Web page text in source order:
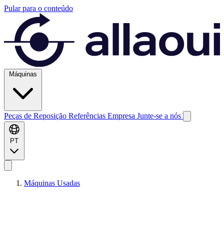
Pular para o conteúdo
Máquinas
Peças de Reposição Referências Empresa Junte-se a nós
PT
Máquinas Usadas